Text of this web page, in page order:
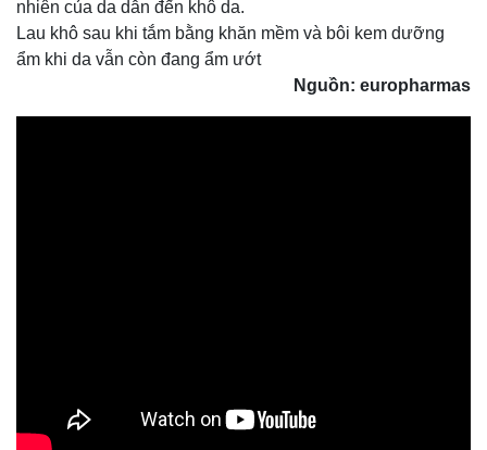
nhiên của da dẫn đến khô da.
Lau khô sau khi tắm bằng khăn mềm và bôi kem dưỡng
ẩm khi da vẫn còn đang ẩm ướt
Nguồn: europharmas